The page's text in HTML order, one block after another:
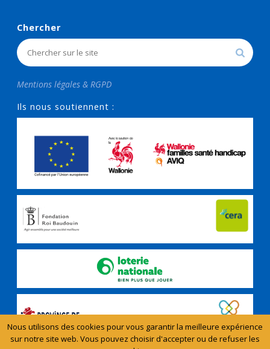
Chercher
Mentions légales & RGPD
Ils nous soutiennent :
Nous utilisons des cookies pour vous garantir la meilleure expérience
sur notre site web. Vous pouvez choisir d'accepter ou de refuser les